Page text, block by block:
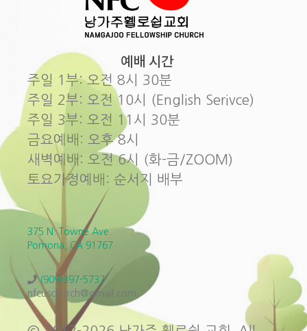
예배 시간
주일 1부: 오전 8시 30분
주일 2부: 오전 10시 (English Serivce)
주일 3부: 오전 11시 30분
금요예배: 오후 8시
새벽예배: 오전 6시 (화-금/ZOOM)
토요가정예배: 순서지 배부
375 N. Towne Ave.
Pomona, CA 91767
(909)397-5737
nfcuschurch@gmail.com